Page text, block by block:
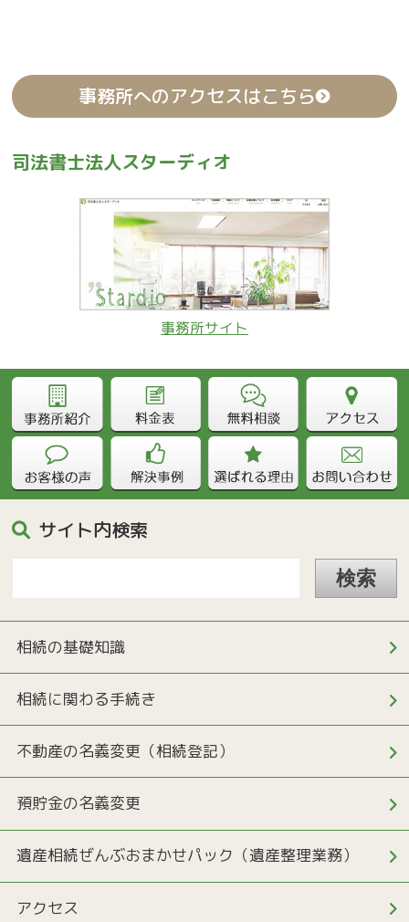
事務所へのアクセスはこちら
司法書士法人スターディオ
事務所サイト
サイト内検索
相続の基礎知識
相続に関わる手続き
不動産の名義変更（相続登記）
預貯金の名義変更
遺産相続ぜんぶおまかせパック（遺産整理業務）
アクセス